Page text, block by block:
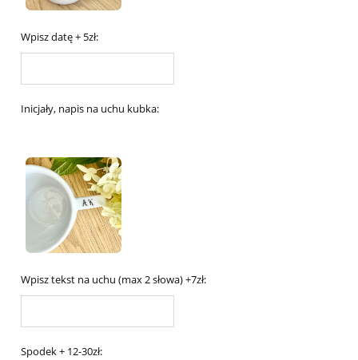
Wpisz datę + 5zł:
Inicjały, napis na uchu kubka:
Wpisz tekst na uchu (max 2 słowa) +7zł:
Spodek + 12-30zł: